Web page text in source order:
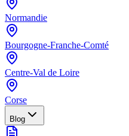
Normandie
Bourgogne-Franche-Comté
Centre-Val de Loire
Corse
Blog